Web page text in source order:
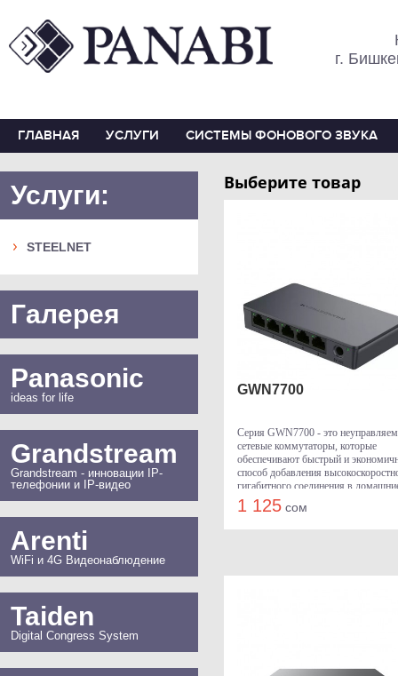
г.
ГЛАВНАЯ УСЛУГИ СИСТЕМЫ ФОНОВОГО ЗВУКА
Услуги:
STEELNET
Галерея
Panasonic
ideas for life
Grandstream
Grandstream - инновации IP-
телефонии и IP-видео
Arenti
WiFi и 4G Видеонаблюдение
Taiden
Digital Congress System
Выберите товар
GWN7700
Серия GWN7700 - это
сетевые коммутаторы, которые
обеспечивают быстрый и
способ добавления
гигабитного соединения в
офисы и малые и средние
1 125 сом